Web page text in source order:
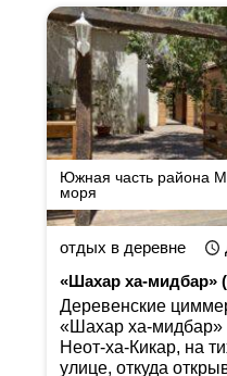
Южная часть района
моря
отдых в деревне
«Шахар ха-мидбар»
Деревенские
«Шахар ха-мидбар»
Неот-ха-Кикар, на
улице, откуда